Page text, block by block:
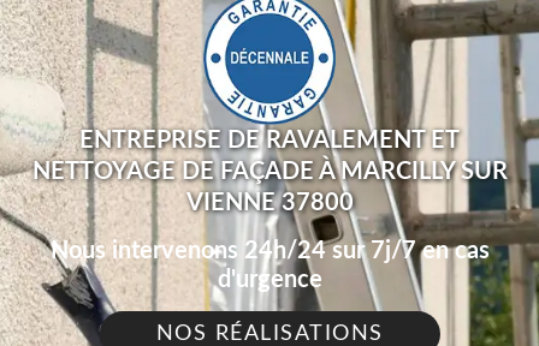
ENTREPRISE DE RAVALEMENT ET
NETTOYAGE DE FAÇADE À MARCILLY SUR
VIENNE 37800
Nous intervenons 24h/24 sur 7j/7 en cas
d'urgence
NOS RÉALISATIONS